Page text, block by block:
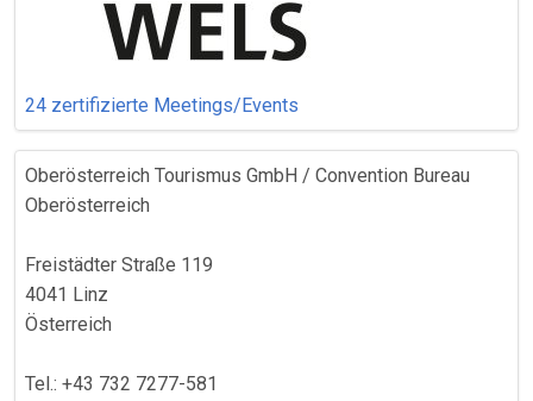
24 zertifizierte Meetings/Events
Oberösterreich Tourismus GmbH / Convention Bureau
Oberösterreich
Freistädter Straße 119
4041 Linz
Österreich
Tel.: +43 732 7277-581